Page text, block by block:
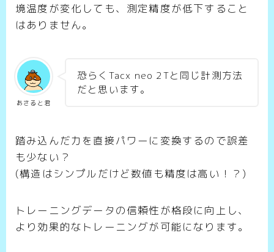
境温度が変化しても、測定精度が低下すること
はありません。
あさると君
恐らくTacx neo 2Tと同じ計測方法
だと思います。
踏み込んだ力を直接パワーに変換するので誤差
も少ない？
(構造はシンプルだけど数値も精度は高い！？)
トレーニングデータの信頼性が格段に向上し、
より効果的なトレーニングが可能になります。